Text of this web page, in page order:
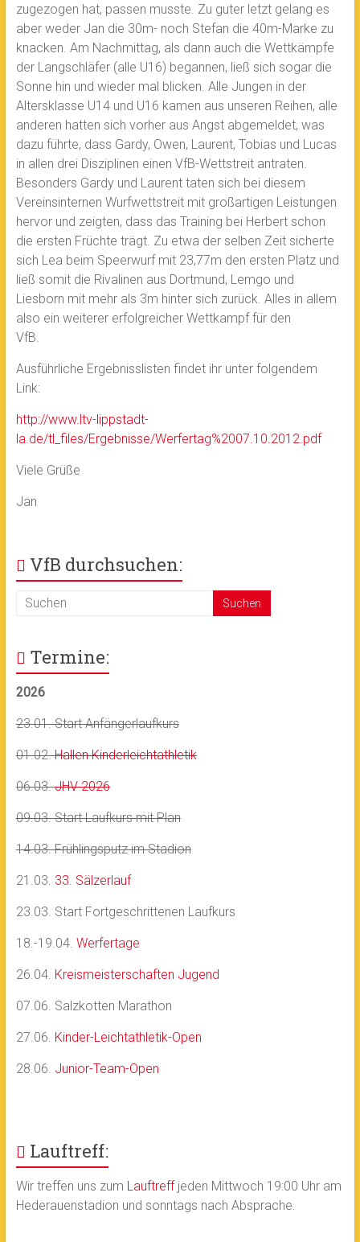
zugezogen hat, passen musste. Zu guter letzt gelang es
aber weder Jan die 30m- noch Stefan die 40m-Marke zu
knacken. Am Nachmittag, als dann auch die Wettkämpfe
der Langschläfer (alle U16) begannen, ließ sich sogar die
Sonne hin und wieder mal blicken. Alle Jungen in der
Altersklasse U14 und U16 kamen aus unseren Reihen, alle
anderen hatten sich vorher aus Angst abgemeldet, was
dazu führte, dass Gardy, Owen, Laurent, Tobias und Lucas
in allen drei Disziplinen einen VfB-Wettstreit antraten.
Besonders Gardy und Laurent taten sich bei diesem
Vereinsinternen Wurfwettstreit mit großartigen Leistungen
hervor und zeigten, dass das Training bei Herbert schon
die ersten Früchte trägt. Zu etwa der selben Zeit sicherte
sich Lea beim Speerwurf mit 23,77m den ersten Platz und
ließ somit die Rivalinen aus Dortmund, Lemgo und
Liesborn mit mehr als 3m hinter sich zurück. Alles in allem
also ein weiterer erfolgreicher Wettkampf für den
VfB.
Ausführliche Ergebnisslisten findet ihr unter folgendem
Link:
http://www.ltv-lippstadt-
la.de/tl_files/Ergebnisse/Werfertag%2007.10.2012.pdf
Viele Grüße
Jan
VfB durchsuchen:
Termine:
2026
23.01. Start Anfängerlaufkurs
01.02.Hallen Kinderleichtathletik
06.03.JHV 2026
09.03. Start Laufkurs mit Plan
14.03. Frühlingsputz im Stadion
21.03. 33. Sälzerlauf
23.03. Start Fortgeschrittenen Laufkurs
18.-19.04. Werfertage
26.04. Kreismeisterschaften Jugend
07.06. Salzkotten Marathon
27.06. Kinder-Leichtathletik-Open
28.06. Junior-Team-Open
Lauftreff:
Wir treffen uns zum Lauftreffjeden Mittwoch 19:00 Uhr am
Hederauenstadion und sonntags nach Absprache.